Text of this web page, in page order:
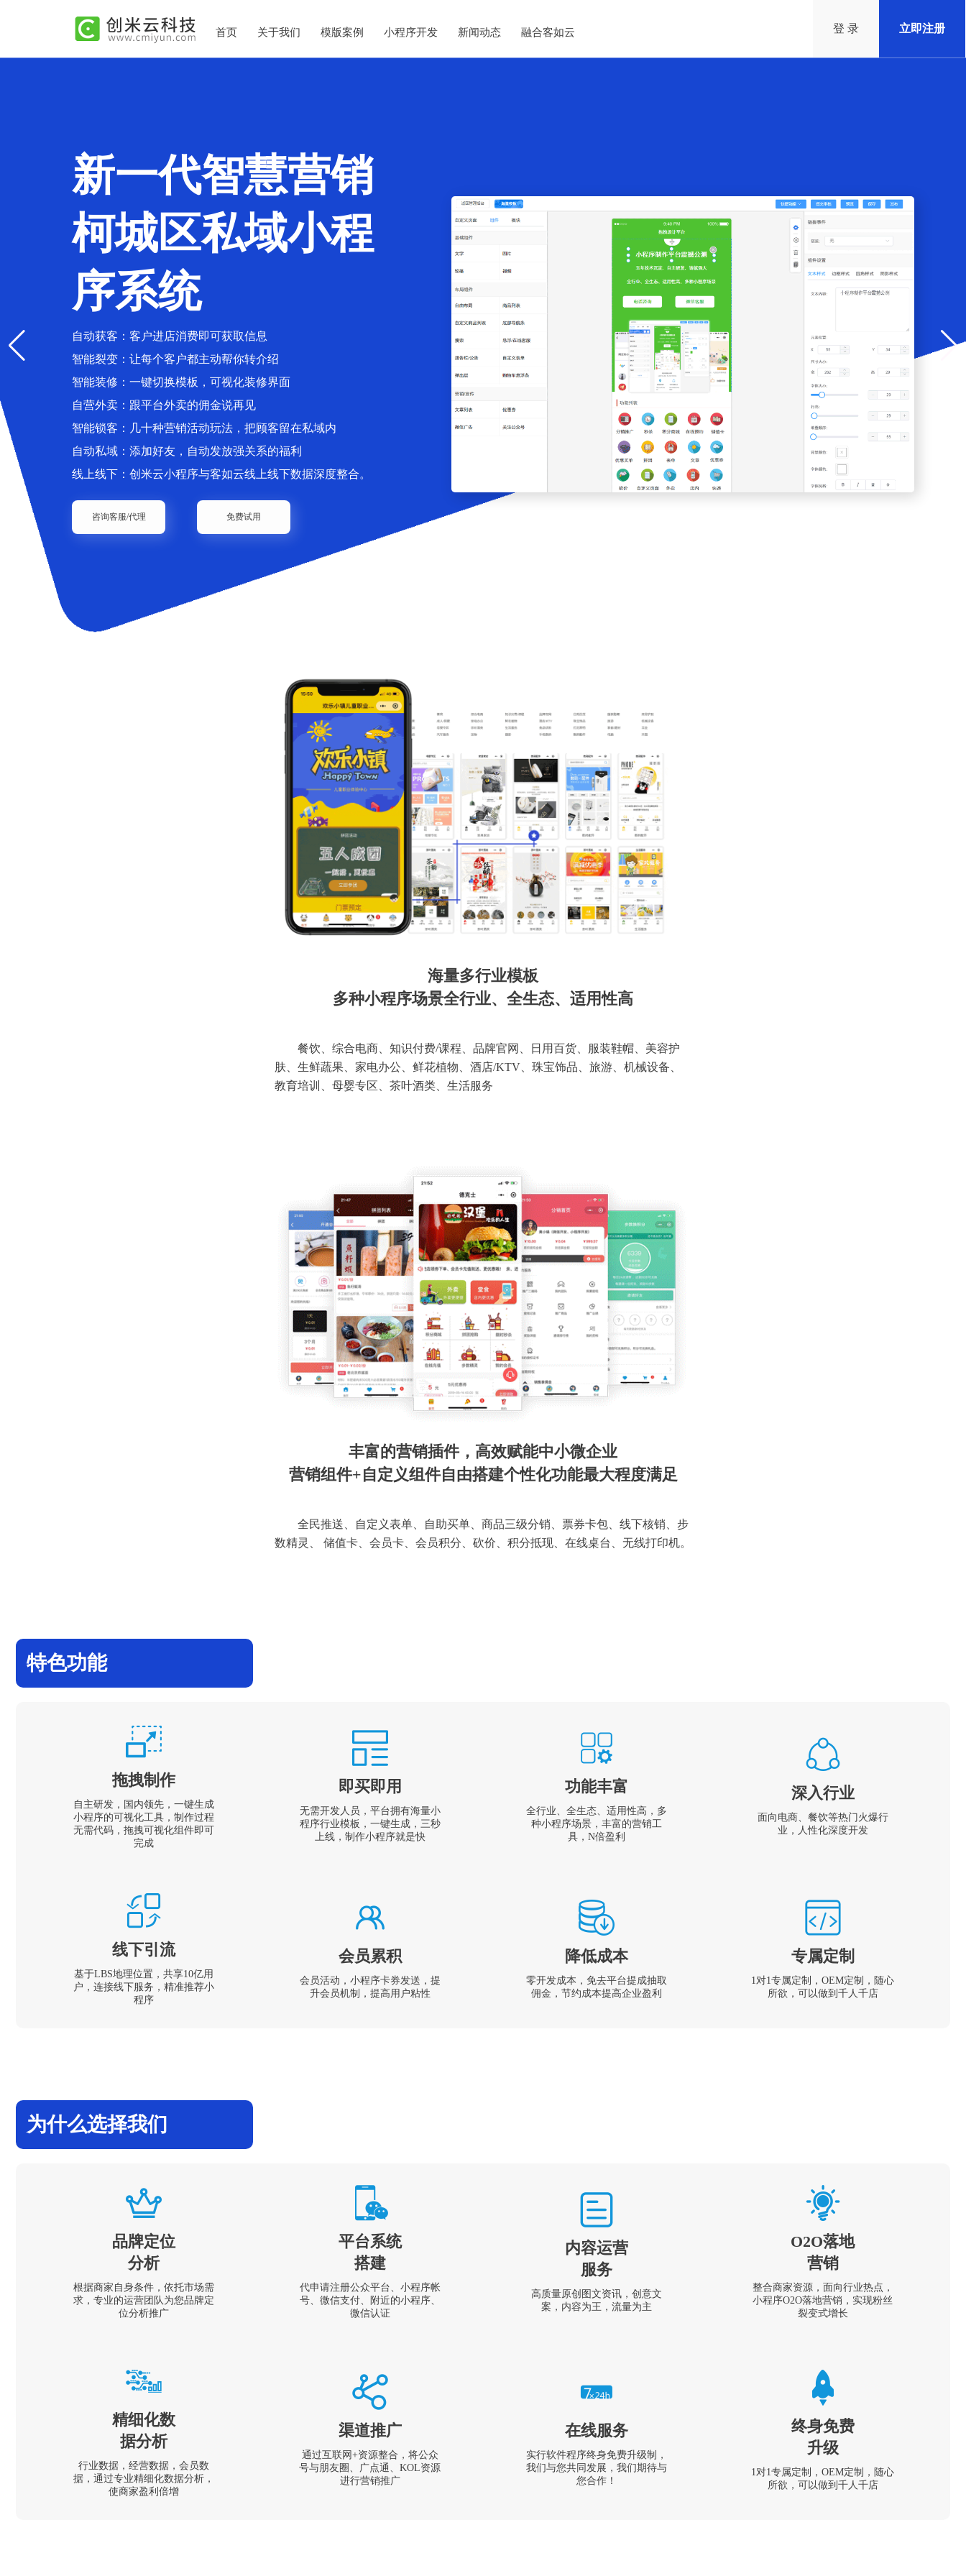
首页 关于我们 模版案例 小程序开发 新闻动态 融合客如云 登 录 立即注册
新一代智慧营销
柯城区私域小程
序系统
自动获客：客户进店消费即可获取信息
智能裂变：让每个客户都主动帮你转介绍
智能装修：一键切换模板，可视化装修界面
自营外卖：跟平台外卖的佣金说再见
智能锁客：几十种营销活动玩法，把顾客留在私域内
自动私域：添加好友，自动发放强关系的福利
线上线下：创米云小程序与客如云线上线下数据深度整合。
咨询客服/代理 免费试用
海量多行业模板
多种小程序场景全行业、全生态、适用性高
餐饮、综合电商、知识付费/课程、品牌官网、日用百货、服装鞋帽、美容护
肤、生鲜蔬果、家电办公、鲜花植物、酒店/KTV、珠宝饰品、旅游、机械设备、
教育培训、母婴专区、茶叶酒类、生活服务
丰富的营销插件，高效赋能中小微企业
营销组件+自定义组件自由搭建个性化功能最大程度满足
全民推送、自定义表单、自助买单、商品三级分销、票券卡包、线下核销、步
数精灵、 储值卡、会员卡、会员积分、砍价、积分抵现、在线桌台、无线打印机。
特色功能
拖拽制作
自主研发，国内领先，一键生成
小程序的可视化工具，制作过程
无需代码，拖拽可视化组件即可
完成
即买即用
无需开发人员，平台拥有海量小
程序行业模板，一键生成，三秒
上线，制作小程序就是快
功能丰富
全行业、全生态、适用性高，多
种小程序场景，丰富的营销工
具，N倍盈利
深入行业
面向电商、餐饮等热门火爆行
业，人性化深度开发
线下引流
基于LBS地理位置，共享10亿用
户，连接线下服务，精准推荐小
程序
会员累积
会员活动，小程序卡券发送，提
升会员机制，提高用户粘性
降低成本
零开发成本，免去平台提成抽取
佣金，节约成本提高企业盈利
专属定制
1对1专属定制，OEM定制，随心
所欲，可以做到千人千店
为什么选择我们
品牌定位
分析
根据商家自身条件，依托市场需
求，专业的运营团队为您品牌定
位分析推广
平台系统
搭建
代申请注册公众平台、小程序帐
号、微信支付、附近的小程序、
微信认证
内容运营
服务
高质量原创图文资讯，创意文
案，内容为王，流量为主
O2O落地
营销
整合商家资源，面向行业热点，
小程序O2O落地营销，实现粉丝
裂变式增长
精细化数
据分析
行业数据，经营数据，会员数
据，通过专业精细化数据分析，
使商家盈利倍增
渠道推广
通过互联网+资源整合，将公众
号与朋友圈、广点通、KOL资源
进行营销推广
在线服务
实行软件程序终身免费升级制，
我们与您共同发展，我们期待与
您合作！
终身免费
升级
1对1专属定制，OEM定制，随心
所欲，可以做到千人千店